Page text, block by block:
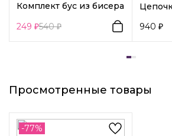
Комплект бус из бисера
249
540
940
Просмотренные товары
-77%